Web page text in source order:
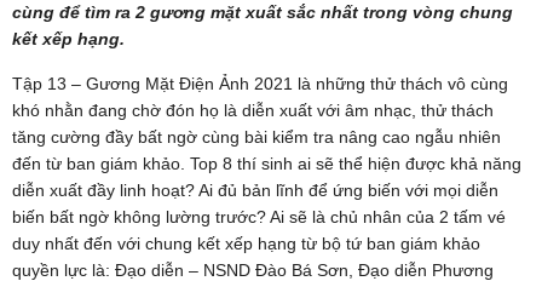
cùng để tìm ra 2 gương mặt xuất sắc nhất trong vòng chung
kết xếp hạng.
Tập 13 – Gương Mặt Điện Ảnh 2021 là những thử thách vô cùng
khó nhằn đang chờ đón họ là diễn xuất với âm nhạc, thử thách
tăng cường đầy bất ngờ cùng bài kiểm tra nâng cao ngẫu nhiên
đến từ ban giám khảo. Top 8 thí sinh ai sẽ thể hiện được khả năng
diễn xuất đầy linh hoạt? Ai đủ bản lĩnh để ứng biến với mọi diễn
biến bất ngờ không lường trước? Ai sẽ là chủ nhân của 2 tấm vé
duy nhất đến với chung kết xếp hạng từ bộ tứ ban giám khảo
quyền lực là: Đạo diễn – NSND Đào Bá Sơn, Đạo diễn Phương